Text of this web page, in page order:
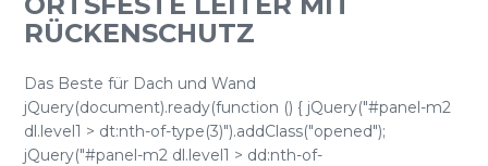
RÜCKENSCHUTZ
Das Beste für Dach und Wand
jQuery(document).ready(function () { jQuery("#panel-m2
dl.level1 > dt:nth-of-type(3)").addClass("opened");
jQuery("#panel-m2 dl.level1 > dd:nth-of-